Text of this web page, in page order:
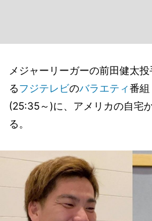
メジャーリーガーの前田健太
るフジテレビのバラエティ番組
(25:35～)に、アメリカの自宅
る。